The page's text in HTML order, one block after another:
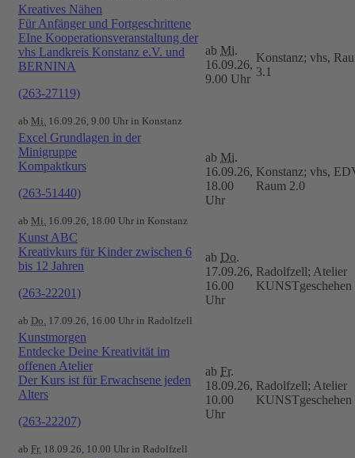
Kreatives Nähen
Für Anfänger und Fortgeschrittene
EIne Kooperationsveranstaltung der
vhs Landkreis Konstanz e.V. und
BERNINA
(263-27119)
ab Mi. 16.09.26, 9.00 Uhr in Konstanz
ab Mi.
16.09.26,
9.00 Uhr
Konstanz; vhs,
3.1
Excel Grundlagen in der
Minigruppe
Kompaktkurs
(263-51440)
ab Mi. 16.09.26, 18.00 Uhr in Konstanz
ab Mi.
16.09.26,
18.00
Uhr
Konstanz; vhs,
Raum 2.0
Kunst ABC
Kreativkurs für Kinder zwischen 6
bis 12 Jahren
(263-22201)
ab Do. 17.09.26, 16.00 Uhr in Radolfzell
ab Do.
17.09.26,
16.00
Uhr
Radolfzell; Atelier
KUNSTgeschehen
Kunstmorgen
Entdecke Deine Kreativität im
offenen Atelier
Der Kurs ist für Erwachsene jeden
Alters
(263-22207)
ab Fr. 18.09.26, 10.00 Uhr in Radolfzell
ab Fr.
18.09.26,
10.00
Uhr
Radolfzell; Atelier
KUNSTgeschehen